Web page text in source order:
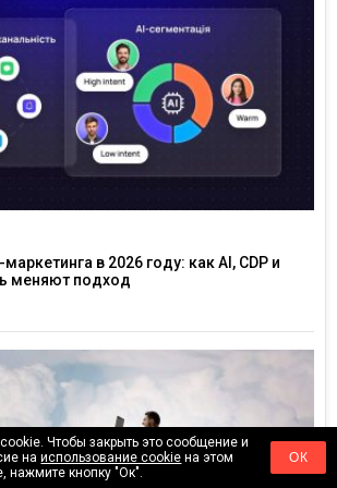
в 2026 году: как AI, CDP и
меняют подход
cookie. Чтобы закрыть это сообщение и
наиспользование cookie на этом
нажмите кнопку "Ок".
ОК